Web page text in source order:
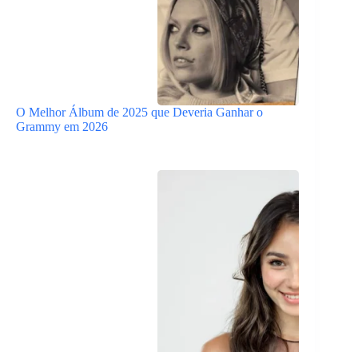
O Melhor Álbum de 2025 que Deveria Ganhar o
Grammy em 2026